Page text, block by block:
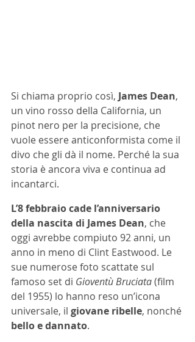
Si chiama proprio così, James Dean,
un vino rosso della California, un
pinot nero per la precisione, che
vuole essere anticonformista come il
divo che gli dà il nome. Perché la sua
storia è ancora viva e continua ad
incantarci.
L’8 febbraio cade l’anniversario
della nascita di James Dean, che
oggi avrebbe compiuto 92 anni, un
anno in meno di Clint Eastwood. Le
sue numerose foto scattate sul
famoso set di Gioventù Bruciata (film
del 1955) lo hanno reso un’icona
universale, il giovane ribelle, nonché
bello e dannato.